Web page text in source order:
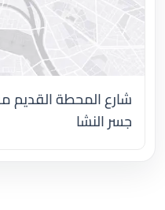
اضغط لتحميل الموقع
شارع المحطة القديم
جسر النشا